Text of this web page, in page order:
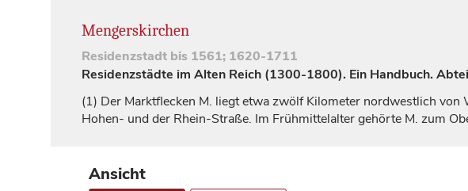
Mengerskirchen
Residenzstadt bis 1561; 1620-1711
Residenzstädte im Alten Reich (1300-1800). Ein Handbuch.
(1) Der Marktflecken M. liegt etwa zwölf Kilometer nordwestlich von
Hohen- und der Rhein-Straße. Im Frühmittelalter gehörte M. zum
Ansicht